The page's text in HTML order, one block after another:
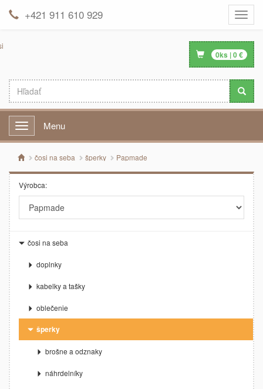
Toggle
+421 911 610 929
0ks |0€
Menu Menu
čosi na seba šperky Papmade
Výrobca:
čosi na seba
doplnky
kabelky a tašky
oblečenie
šperky
brošne a odznaky
náhrdelníky